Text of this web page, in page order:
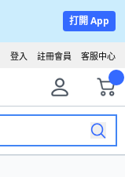
打開 App
客服中心
註冊會員
登入